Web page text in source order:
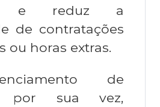
e reduz a
de contratações
ou horas extras.
de
por sua vez,